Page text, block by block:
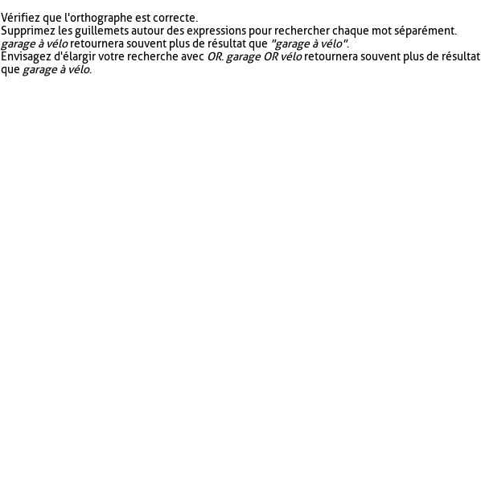
Vérifiez que l'orthographe est correcte.
Supprimez les guillemets autour des expressions pour rechercher chaque mot séparément.
garage à véloretournera souvent plus de résultat que "garage à vélo".
Envisagez d'élargir votre recherche avec OR. garage OR véloretournera souvent plus de résultat
que garage à vélo.